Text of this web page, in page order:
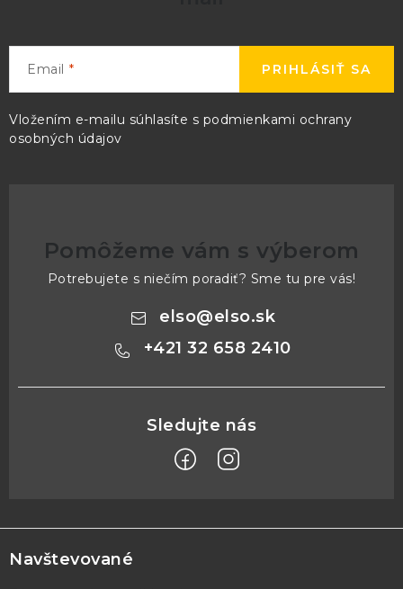
Email
Vložením e-mailu súhlasíte s podmienkami ochrany
osobných údajov
PRIHLÁSIŤ SA
Pomôžeme vám s výberom
Potrebujete s niečím poradiť? Sme tu pre vás!
elso@elso.sk
+421 32 658 2410
á
pNavštevované